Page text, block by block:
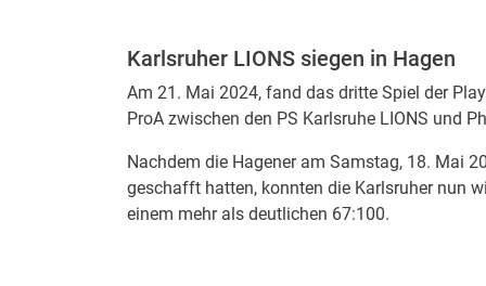
Karlsruher LIONS siegen in Hagen
Am 21. Mai 2024, fand das dritte Spiel der
ProA zwischen den PS Karlsruhe LIONS und
Nachdem die Hagener am Samstag, 18. Mai
geschafft hatten, konnten die Karlsruher nun
einem mehr als deutlichen 67:100.